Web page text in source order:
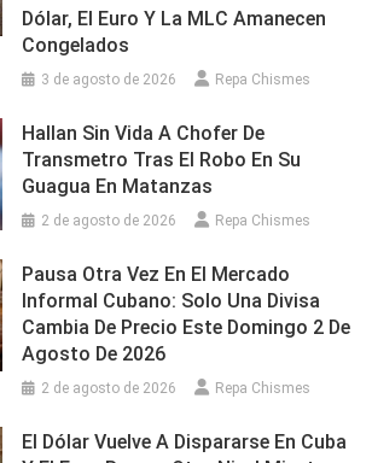
Dólar, El Euro Y La MLC Amanecen
Congelados
3 de agosto de 2026 Repa Chismes
Hallan Sin Vida A Chofer De
Transmetro Tras El Robo En Su
Guagua En Matanzas
2 de agosto de 2026 Repa Chismes
Pausa Otra Vez En El Mercado
Informal Cubano: Solo Una Divisa
Cambia De Precio Este Domingo 2 De
Agosto De 2026
2 de agosto de 2026 Repa Chismes
El Dólar Vuelve A Dispararse En Cuba